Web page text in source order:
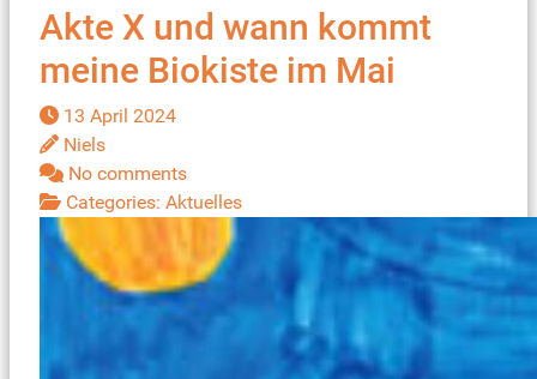
Akte X und wann kommt
meine Biokiste im Mai
13 April 2024
Niels
No comments
Categories: Aktuelles